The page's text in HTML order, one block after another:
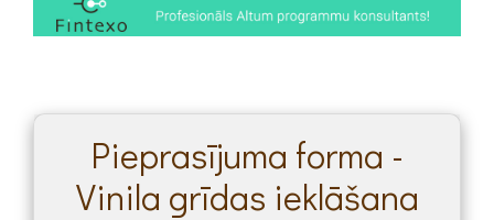
Pieprasījuma forma -
Vinila grīdas ieklāšana